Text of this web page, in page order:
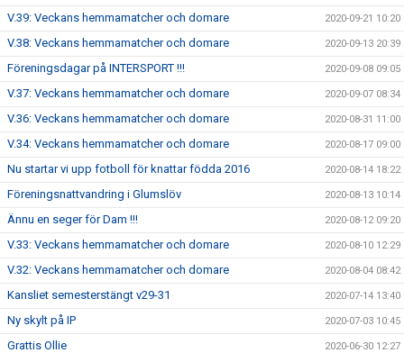
V.39: Veckans hemmamatcher och domare 2020-09-21 10:20
V.38: Veckans hemmamatcher och domare 2020-09-13 20:39
Föreningsdagar på INTERSPORT !!! 2020-09-08 09:05
V.37: Veckans hemmamatcher och domare 2020-09-07 08:34
V.36: Veckans hemmamatcher och domare 2020-08-31 11:00
V.34: Veckans hemmamatcher och domare 2020-08-17 09:00
Nu startar vi upp fotboll för knattar födda 2016 2020-08-14 18:22
Föreningsnattvandring i Glumslöv 2020-08-13 10:14
Ännu en seger för Dam !!! 2020-08-12 09:20
V.33: Veckans hemmamatcher och domare 2020-08-10 12:29
V.32: Veckans hemmamatcher och domare 2020-08-04 08:42
Kansliet semesterstängt v29-31 2020-07-14 13:40
Ny skylt på IP 2020-07-03 10:45
Grattis Ollie 2020-06-30 12:27